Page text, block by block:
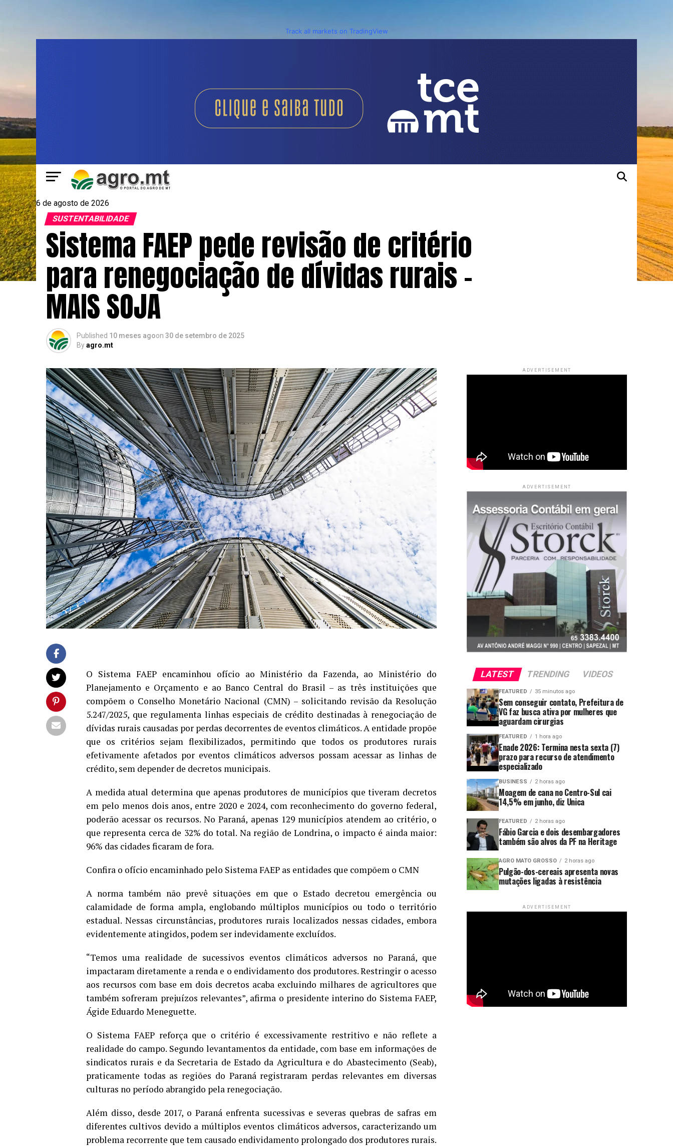
Track all markets on TradingView
6 de agosto de 2026
SUSTENTABILIDADE
Sistema FAEP pede revisão de critério
para renegociação de dívidas rurais –
MAIS SOJA
Published 10 meses agoon 30 de setembro de 2025
Byagro.mt
O Sistema FAEP encaminhou ofício ao Ministério da Fazenda, ao Ministério do
Planejamento e Orçamento e ao Banco Central do Brasil – as três instituições que
compõem o Conselho Monetário Nacional (CMN) – solicitando revisão da Resolução
5.247/2025, que regulamenta linhas especiais de crédito destinadas à renegociação de
dívidas rurais causadas por perdas decorrentes de eventos climáticos. A entidade propõe
que os critérios sejam flexibilizados, permitindo que todos os produtores rurais
efetivamente afetados por eventos climáticos adversos possam acessar as linhas de
crédito, sem depender de decretos municipais.
A medida atual determina que apenas produtores de municípios que tiveram decretos
em pelo menos dois anos, entre 2020 e 2024, com reconhecimento do governo federal,
poderão acessar os recursos. No Paraná, apenas 129 municípios atendem ao critério, o
que representa cerca de 32% do total. Na região de Londrina, o impacto é ainda maior:
96% das cidades ficaram de fora.
Confira o ofício encaminhado pelo Sistema FAEP as entidades que compõem o CMN
A norma também não prevê situações em que o Estado decretou emergência ou
calamidade de forma ampla, englobando múltiplos municípios ou todo o território
estadual. Nessas circunstâncias, produtores rurais localizados nessas cidades, embora
evidentemente atingidos, podem ser indevidamente excluídos.
“Temos uma realidade de sucessivos eventos climáticos adversos no Paraná, que
impactaram diretamente a renda e o endividamento dos produtores. Restringir o acesso
aos recursos com base em dois decretos acaba excluindo milhares de agricultores que
também sofreram prejuízos relevantes”, afirma o presidente interino do Sistema FAEP,
Ágide Eduardo Meneguette.
O Sistema FAEP reforça que o critério é excessivamente restritivo e não reflete a
realidade do campo. Segundo levantamentos da entidade, com base em informações de
sindicatos rurais e da Secretaria de Estado da Agricultura e do Abastecimento (Seab),
praticamente todas as regiões do Paraná registraram perdas relevantes em diversas
culturas no período abrangido pela renegociação.
Além disso, desde 2017, o Paraná enfrenta sucessivas e severas quebras de safras em
diferentes cultivos devido a múltiplos eventos climáticos adversos, caracterizando um
problema recorrente que tem causado endividamento prolongado dos produtores rurais.
ADVERTISEMENT
ADVERTISEMENT
LATEST TRENDING VIDEOS
FEATURED 35 minutos ago
Sem conseguir contato, Prefeitura de
VG faz busca ativa por mulheres que
aguardam cirurgias
FEATURED 1 hora ago
Enade 2026: Termina nesta sexta (7)
prazo para recurso de atendimento
especializado
BUSINESS 2 horas ago
Moagem de cana no Centro-Sul cai
14,5% em junho, diz Unica
FEATURED 2 horas ago
Fábio Garcia e dois desembargadores
também são alvos da PF na Heritage
AGRO MATO GROSSO 2 horas ago
Pulgão-dos-cereais apresenta novas
mutações ligadas à resistência
ADVERTISEMENT